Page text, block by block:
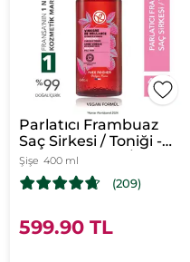
Parlatıcı Frambuaz
Saç Sirkesi / Toniği -
Normal Saçlar /
Brillance - Vegan
Şişe 400 ml
(209)
599.90 TL